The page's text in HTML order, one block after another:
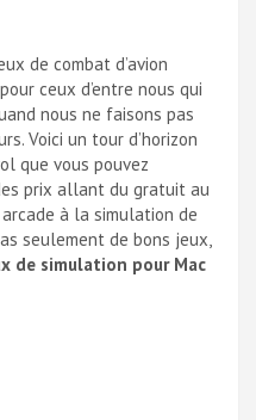
de combat d’avion
ceux d’entre nous qui
nous ne faisons pas
Voici un tour d’horizon
que vous pouvez
prix allant du gratuit au
à la simulation de
seulement de bons jeux,
de simulation pour Mac